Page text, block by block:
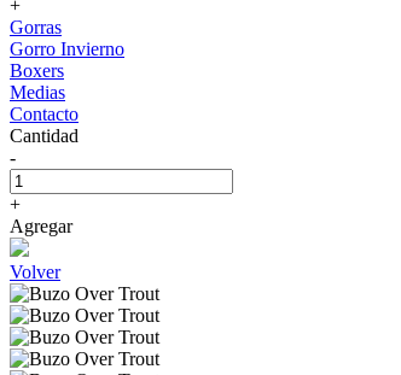
+
Gorras
Gorro Invierno
Boxers
Medias
Contacto
Cantidad
-
+
Agregar
Volver